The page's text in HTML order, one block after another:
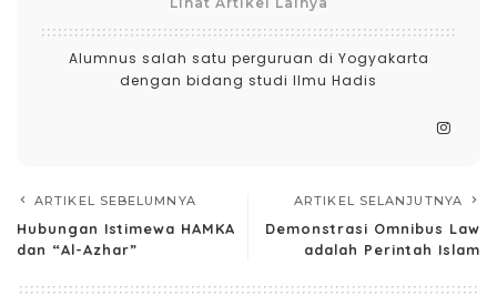
Alumnus salah satu perguruan di Yogyakarta
dengan bidang studi Ilmu Hadis
ARTIKEL SEBELUMNYA
Hubungan Istimewa HAMKA
dan “Al-Azhar”
ARTIKEL SELANJUTNYA
Demonstrasi Omnibus Law
adalah Perintah Islam